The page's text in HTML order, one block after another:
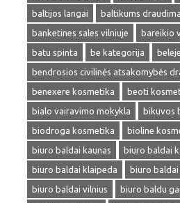
baltijos langai
baltikums
banketines sales vilniuje
bareikio
batu spinta
be kategorija
bendrosios civilinės atsakomybės
benexere kosmetika
beoti
bialo vairavimo mokykla
bikuvos
biodroga kosmetika
bioline
biuro baldai kaunas
biuro baldai
biuro baldai klaipeda
biuro baldai
biuro baldai vilnius
biuro baldu